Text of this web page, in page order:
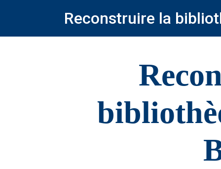
Reconstruire la